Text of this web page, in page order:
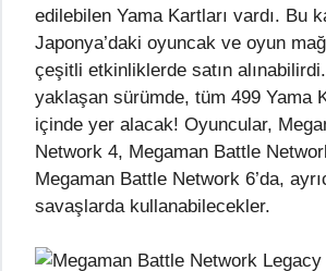
edilebilen Yama Kartları vardı. Bu
Japonya’daki oyuncak ve oyun
çeşitli etkinliklerde satın
yaklaşan sürümde, tüm 499 Yama
içinde yer alacak! Oyuncular,
Network 4, Megaman Battle
Megaman Battle Network 6’da,
savaşlarda kullanabilecekler.